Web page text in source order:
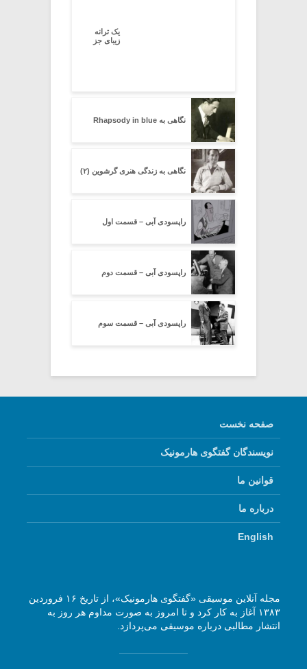
یک ترانه
زیبای جز
نگاهی به Rhapsody in blue
نگاهی به زندگی هنری گرشوین (۲)
راپسودی آبی – قسمت اول
راپسودی آبی – قسمت دوم
راپسودی آبی – قسمت سوم
صفحه نخست
نویسندگان گفتگوی هارمونیک
قوانین ما
درباره ما
English
مجله آنلاین موسیقی «گفتگوی هارمونیک»، از تاریخ ۱۶ فروردین
۱۳۸۳ آغاز به کار کرد و تا امروز به صورت مداوم هر روز به
انتشار مطالبی درباره موسیقی می‌پردازد.